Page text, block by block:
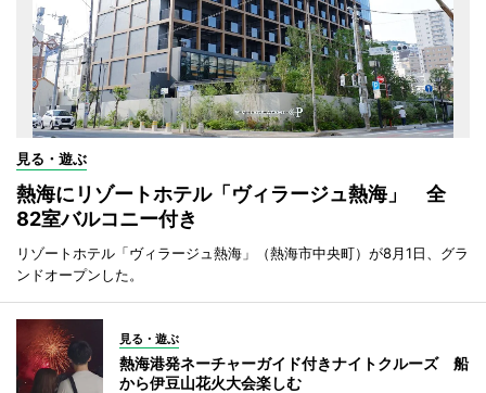
見る・遊ぶ
熱海にリゾートホテル「ヴィラージュ熱海」 全
82室バルコニー付き
リゾートホテル「ヴィラージュ熱海」（熱海市中央町）が8月1日、グラ
ンドオープンした。
見る・遊ぶ
熱海港発ネーチャーガイド付きナイトクルーズ 船
から伊豆山花火大会楽しむ